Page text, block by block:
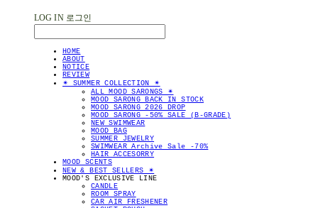
LOG IN 로그인
HOME
ABOUT
NOTICE
REVIEW
✴︎ SUMMER COLLECTION ✴︎
ALL MOOD SARONGS ✴︎
MOOD SARONG BACK IN STOCK
MOOD SARONG 2026 DROP
MOOD SARONG -50% SALE (B-GRADE)
NEW SWIMWEAR
MOOD BAG
SUMMER JEWELRY
SWIMWEAR Archive Sale -70%
HAIR ACCESORRY
MOOD SCENTS
NEW & BEST SELLERS ✴︎
MOOD'S EXCLUSIVE LINE
CANDLE
ROOM SPRAY
CAR AIR FRESHENER